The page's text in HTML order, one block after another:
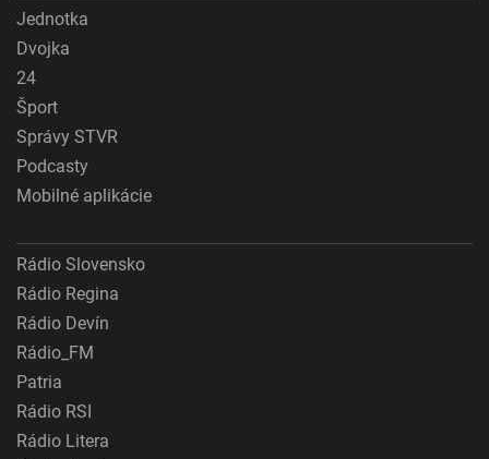
Jednotka
Dvojka
24
Šport
Správy STVR
Podcasty
Mobilné aplikácie
Rádio Slovensko
Rádio Regina
Rádio Devín
Rádio_FM
Patria
Rádio RSI
Rádio Litera